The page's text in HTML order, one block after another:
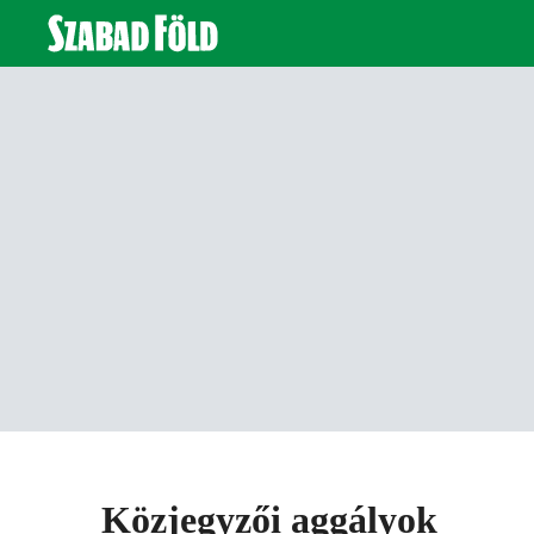
Közjegyzői aggályok